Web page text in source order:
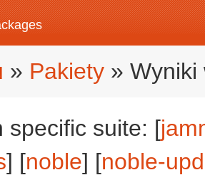
» Pakiety » Wyniki
specific suite: [
] [noble] [noble-